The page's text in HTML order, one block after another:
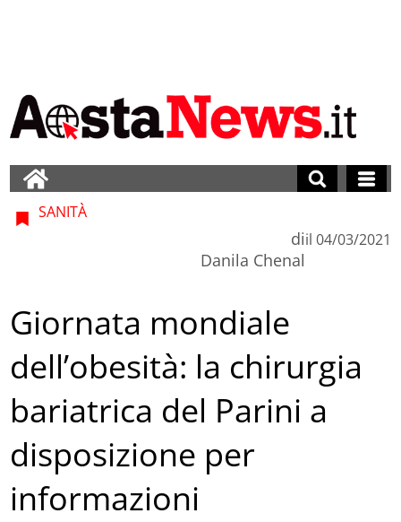
SANITÀ
di
Danila Chenal
il 04/03/2021
Giornata mondiale
dell’obesità: la chirurgia
bariatrica del Parini a
disposizione per
informazioni